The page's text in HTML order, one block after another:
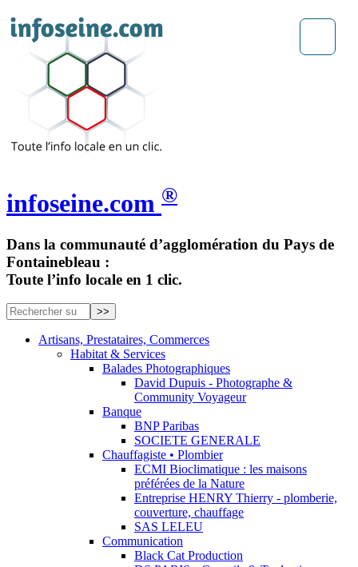
infoseine.com ®
Dans la communauté d’agglomération du Pays de
Fontainebleau :
Toute l’info locale en 1 clic.
Artisans, Prestataires, Commerces
Habitat & Services
Balades Photographiques
David Dupuis - Photographe &
Community Voyageur
Banque
BNP Paribas
SOCIETE GENERALE
Chauffagiste • Plombier
ECMI Bioclimatique : les maisons
préférées de la Nature
Entreprise HENRY Thierry - plomberie,
couverture, chauffage
SAS LELEU
Communication
Black Cat Production